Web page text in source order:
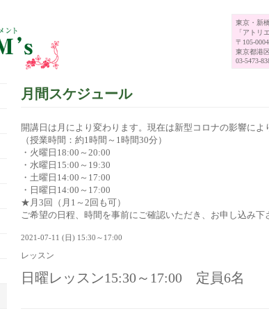
東京・新
「アトリ
〒105-0004
東京都港
03-5473-
月間スケジュール
開講日は月により変わります。現在は新型コロナの影響によ
（授業時間：約1時間～1時間30分）
・火曜日18:00～20:00
・水曜日15:00～19:30
・土曜日14:00～17:00
・日曜日14:00～17:00
★月3回（月1～2回も可）
ご希望の日程、時間を事前にご確認いただき、お申し込み下
2021-07-11 (日) 15:30～17:00
レッスン
日曜レッスン15:30～17:00 定員6名